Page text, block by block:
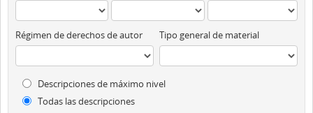
Régimen de derechos de autor Tipo general de material
Descripciones de máximo nivel
Todas las descripciones